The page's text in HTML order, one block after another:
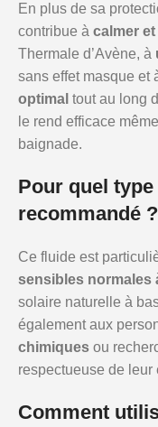
En plus de sa
contribue à calmer
Thermale d’Avène, à
sans effet masque et
optimal tout au long
le rend efficace
baignade.
Pour quel
recommandé ?
Ce fluide est
sensibles normales
solaire naturelle à
également aux
chimiques ou
respectueuse de leur
Comment